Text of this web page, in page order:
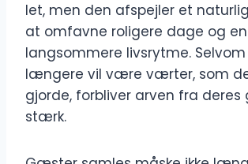
let, men den afspejler et
at omfavne roligere dage og en
langsommere livsrytme. Selvom
længere vil være værter, som
gjorde, forbliver arven fra
stærk.